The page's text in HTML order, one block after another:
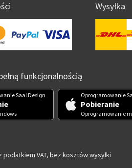
Wysyłka
funkcjonalnością
Saal Design Oprogramowanie
Pobieranie
Oprogramowanie
podatkiem VAT, bez kosztów wysyłki